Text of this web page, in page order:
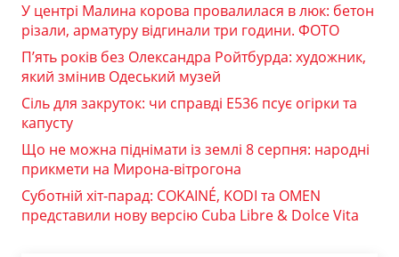
У центрі Малина корова провалилася в люк: бетон
різали, арматуру відгинали три години. ФОТО
П’ять років без Олександра Ройтбурда: художник,
який змінив Одеський музей
Сіль для закруток: чи справді Е536 псує огірки та
капусту
Що не можна піднімати із землі 8 серпня: народні
прикмети на Мирона-вітрогона
Суботній хіт-парад: COKAINÉ, KODI та OMEN
представили нову версію Cuba Libre & Dolce Vita